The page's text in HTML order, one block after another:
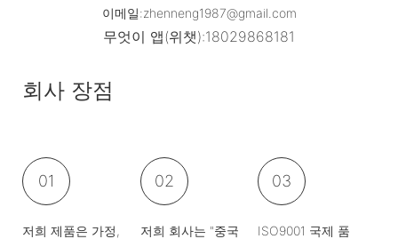
이메일:zhenneng1987@gmail.com
무엇이 앱(위챗):18029868181
회사 장점
01
저희 제품은 가정,
02
저희 회사는 "중국
03
ISO9001 국제 품